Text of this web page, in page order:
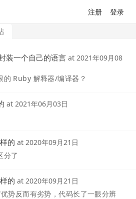
注册 登录
装一个自己的语言 at 2021年09月08
的 Ruby 解释器/编译器？
at 2021年06月03日
的 at 2020年09月21日
分了
的 at 2020年09月21日
势反而有劣势，代码长了一眼分辨